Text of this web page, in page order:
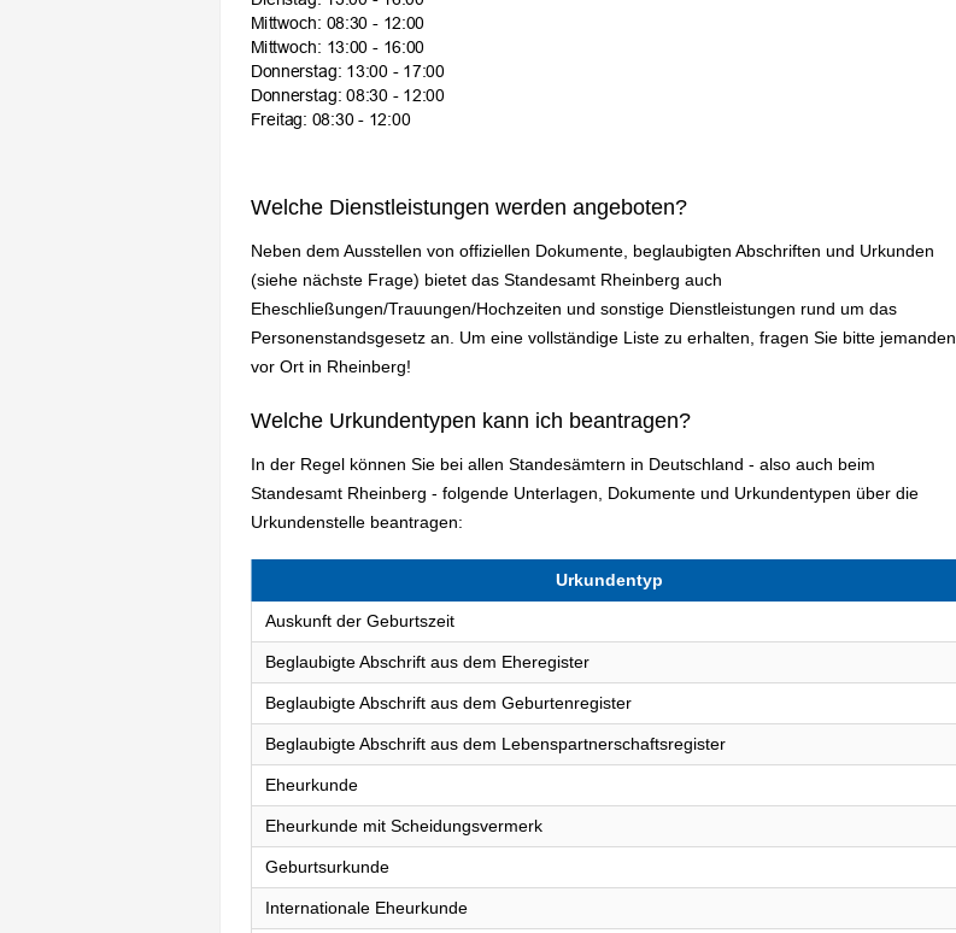
Welche Dienstleistungen werden angeboten?
Neben dem Ausstellen von offiziellen Dokumente, beglaubigten Abschriften und Urkunden
(siehe nächste Frage) bietet das Standesamt Rheinberg auch
Eheschließungen/Trauungen/Hochzeiten und sonstige Dienstleistungen rund um das
Personenstandsgesetz an. Um eine vollständige Liste zu erhalten, fragen Sie bitte jemanden
vor Ort in Rheinberg!
Welche Urkundentypen kann ich beantragen?
In der Regel können Sie bei allen Standesämtern in Deutschland - also auch beim
Standesamt Rheinberg - folgende Unterlagen, Dokumente und Urkundentypen über die
Urkundenstelle beantragen:
Urkundentyp
Auskunft der Geburtszeit
Beglaubigte Abschrift aus dem Eheregister
Beglaubigte Abschrift aus dem Geburtenregister
Beglaubigte Abschrift aus dem Lebenspartnerschaftsregister
Eheurkunde
Eheurkunde mit Scheidungsvermerk
Geburtsurkunde
Internationale Eheurkunde